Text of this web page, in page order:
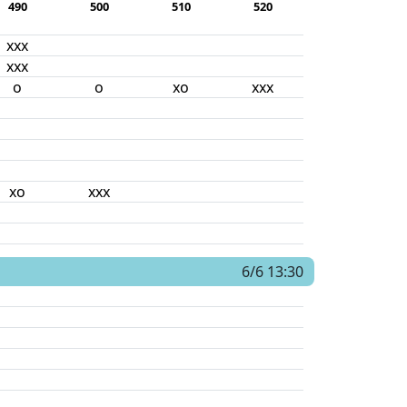
490 500 510 520
xxx
xxx
o o xo
xxx
xo
xxx
6/6 13:30